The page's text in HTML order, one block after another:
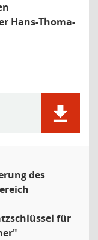
Hans-Thoma-
des
für